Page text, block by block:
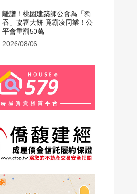
離譜！桃園建築師公會為「獨
吞」協審大餅 竟霸凌同業！公
平會重罰50萬
2026/08/06